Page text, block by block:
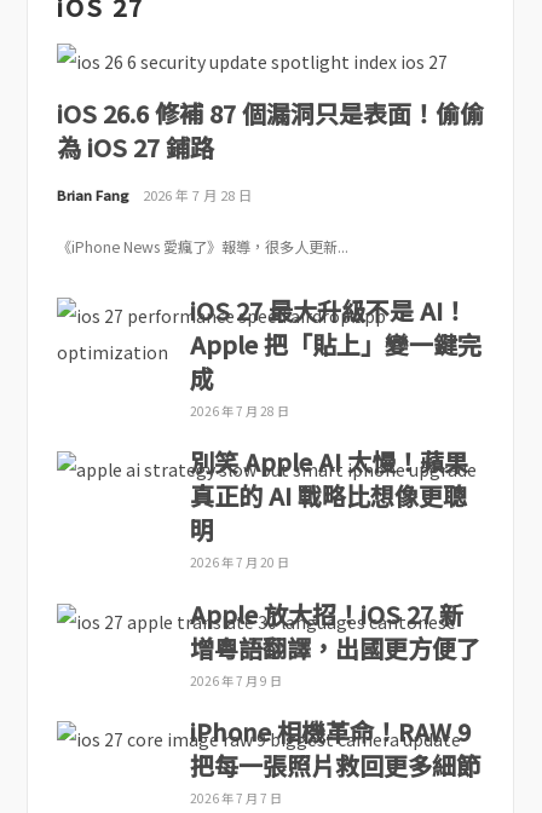
iOS 26.6 修補 87 個漏洞只是表面！偷偷
為 iOS 27 鋪路
Brian Fang 2026 年 7 月 28 日
《iPhone News 愛瘋了》報導，很多人更新...
iOS 27 最大升級不是 AI！
Apple 把「貼上」變一鍵完
成
2026 年 7 月 28 日
別笑 Apple AI 太慢！蘋果
真正的 AI 戰略比想像更聰
明
2026 年 7 月 20 日
Apple 放大招！iOS 27 新
增粵語翻譯，出國更方便了
2026 年 7 月 9 日
iPhone 相機革命！RAW 9
把每一張照片救回更多細節
2026 年 7 月 7 日